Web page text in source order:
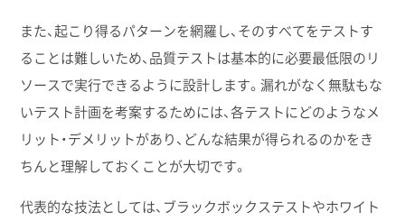
また、起こり得るパターンを網羅し、そのすべてをテストす
ることは難しいため、品質テストは基本的に必要最低限のリ
ソースで実行できるように設計します。漏れがなく無駄もな
いテスト計画を考案するためには、各テストにどのようなメ
リット・デメリットがあり、どんな結果が得られるのかをき
ちんと理解しておくことが大切です。
代表的な技法としては、ブラックボックステストやホワイト